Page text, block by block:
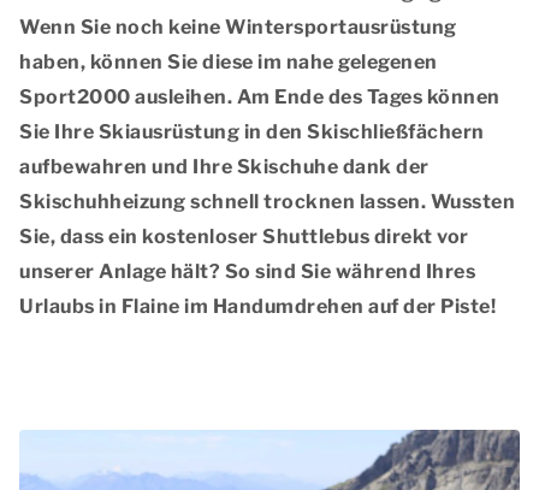
Wenn Sie noch keine Wintersportausrüstung
haben, können Sie diese im nahe gelegenen
Sport2000 ausleihen. Am Ende des Tages können
Sie Ihre Skiausrüstung in den Skischließfächern
aufbewahren und Ihre Skischuhe dank der
Skischuhheizung schnell trocknen lassen. Wussten
Sie, dass ein kostenloser Shuttlebus direkt vor
unserer Anlage hält? So sind Sie während Ihres
Urlaubs in Flaine im Handumdrehen auf der Piste!